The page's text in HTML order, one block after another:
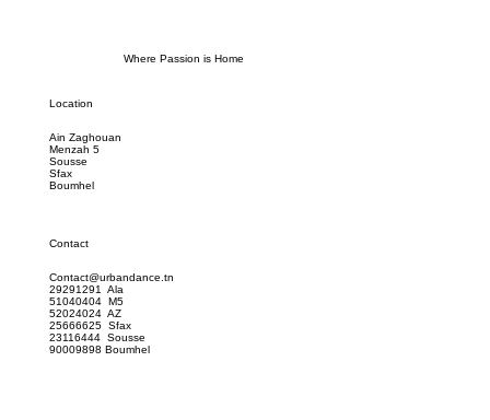
Where Passion is Home
Location
Ain Zaghouan
Menzah 5
Sousse
Sfax
Boumhel
Contact
Contact@urbandance.tn
29291291 Ala
51040404 M5
52024024 AZ
25666625 Sfax
23116444 Sousse
90009898 Boumhel